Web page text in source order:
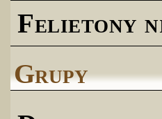
Felietony
Grupy